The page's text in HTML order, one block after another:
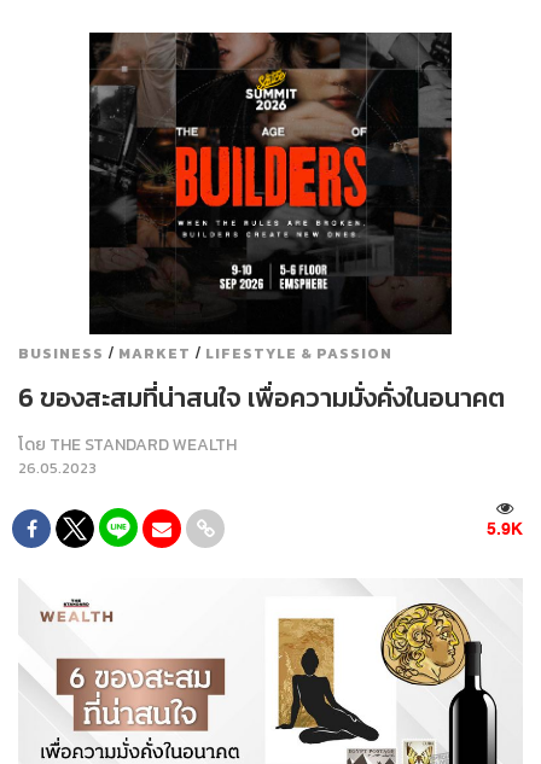
BUSINESS / MARKET / LIFESTYLE & PASSION
6 ของสะสมที่น่าสนใจ เพื่อความมั่งคั่งในอนาคต
โดย THE STANDARD WEALTH
26.05.2023
5.9K